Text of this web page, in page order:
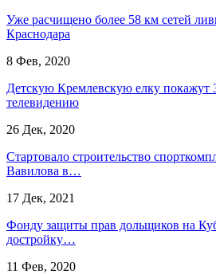
Уже расчищено более 58 км сетей
Краснодара
8 Фев, 2020
Детскую Кремлевскую елку покажут
телевидению
26 Дек, 2020
Стартовало строительство
Вавилова в…
17 Дек, 2021
Фонду защиты прав дольщиков на
достройку…
11 Фев, 2020